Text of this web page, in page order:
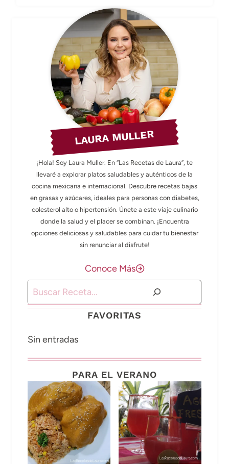
LAURA MULLER
¡Hola! Soy Laura Muller. En “Las Recetas de Laura”, te
llevaré a explorar platos saludables y auténticos de la
cocina mexicana e internacional. Descubre recetas bajas
en grasas y azúcares, ideales para personas con diabetes,
colesterol alto o hipertensión. Únete a este viaje culinario
donde la salud y el placer se combinan. ¡Encuentra
opciones deliciosas y saludables para cuidar tu bienestar
sin renunciar al disfrute!
Conoce Más
Buscar
FAVORITAS
Sin entradas
PARA EL VERANO